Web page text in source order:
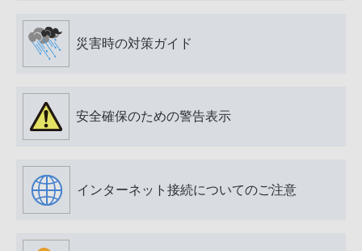
災害時の対策ガイド
安全確保のための警告表示
インターネット接続についてのご注意